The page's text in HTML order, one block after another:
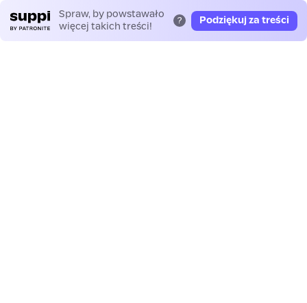
Spraw, by powstawało
więcej takich treści!
? Podziękuj za treści